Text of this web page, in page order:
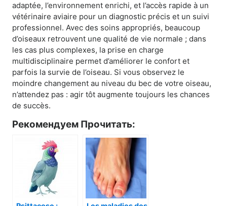
adaptée, l’environnement enrichi, et l’accès rapide à un
vétérinaire aviaire pour un diagnostic précis et un suivi
professionnel. Avec des soins appropriés, beaucoup
d’oiseaux retrouvent une qualité de vie normale ; dans
les cas plus complexes, la prise en charge
multidisciplinaire permet d’améliorer le confort et
parfois la survie de l’oiseau. Si vous observez le
moindre changement au niveau du bec de votre oiseau,
n’attendez pas : agir tôt augmente toujours les chances
de succès.
Рекомендуем Прочитать: